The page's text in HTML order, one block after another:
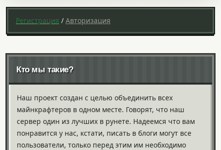
Регистрация / Авторизация
Кто мы такие?
Наш проект создан с целью объединить всех
майнкрафтеров в одном месте. Говорят, что наш
сервер один из лучших в рунете. Надеемся что вам
понравится у нас, кстати, писать в блоги могут все
пользователи, только перед этим им необходимо